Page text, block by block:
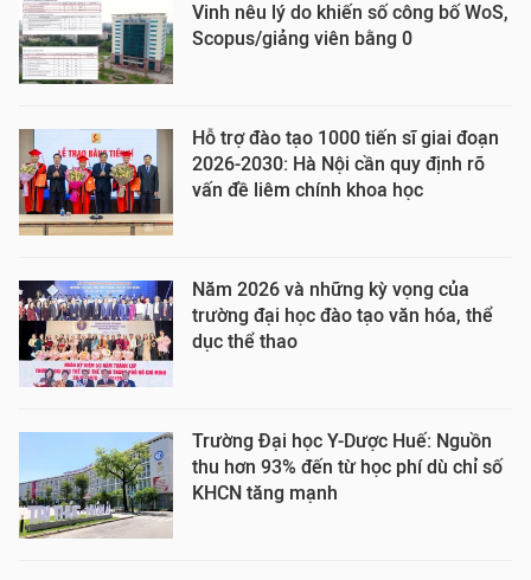
Vinh nêu lý do khiến số công bố WoS,
Scopus/giảng viên bằng 0
Hỗ trợ đào tạo 1000 tiến sĩ giai đoạn
2026-2030: Hà Nội cần quy định rõ
vấn đề liêm chính khoa học
Năm 2026 và những kỳ vọng của
trường đại học đào tạo văn hóa, thể
dục thể thao
Trường Đại học Y-Dược Huế: Nguồn
thu hơn 93% đến từ học phí dù chỉ số
KHCN tăng mạnh